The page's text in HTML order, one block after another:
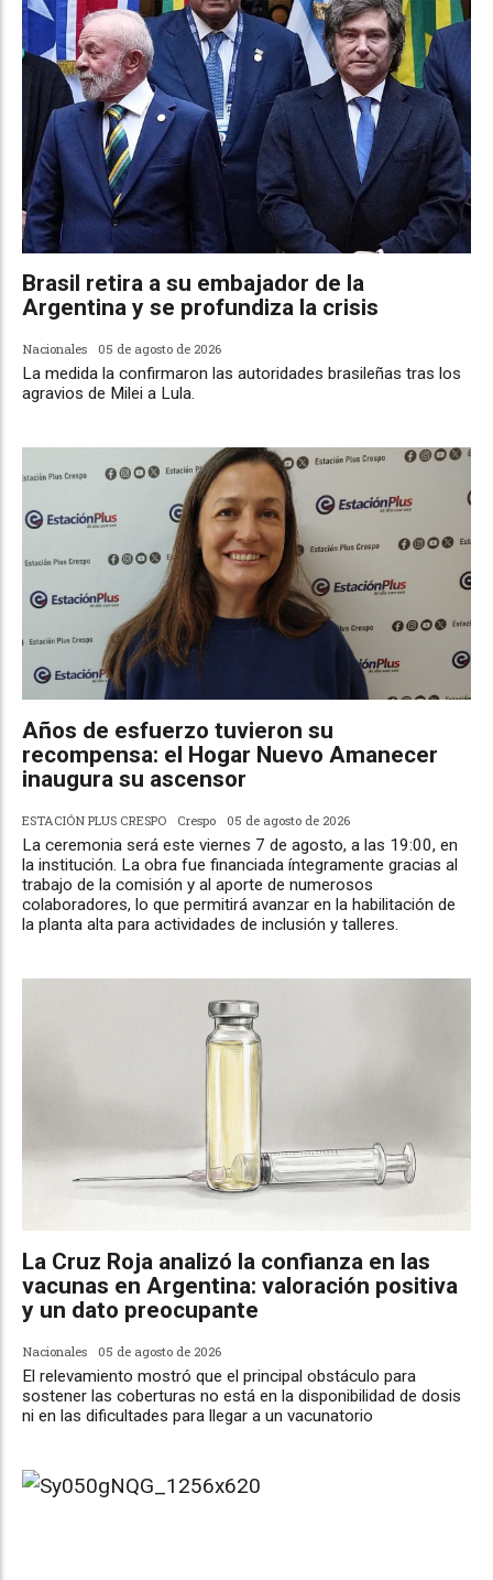
Brasil retira a su embajador de la
Argentina y se profundiza la crisis
Nacionales 05 de agosto de 2026
La medida la confirmaron las autoridades brasileñas tras los
agravios de Milei a Lula.
Años de esfuerzo tuvieron su
recompensa: el Hogar Nuevo Amanecer
inaugura su ascensor
ESTACIÓN PLUS CRESPO Crespo 05 de agosto de 2026
La ceremonia será este viernes 7 de agosto, a las 19:00, en
la institución. La obra fue financiada íntegramente gracias al
trabajo de la comisión y al aporte de numerosos
colaboradores, lo que permitirá avanzar en la habilitación de
la planta alta para actividades de inclusión y talleres.
La Cruz Roja analizó la confianza en las
vacunas en Argentina: valoración positiva
y un dato preocupante
Nacionales 05 de agosto de 2026
El relevamiento mostró que el principal obstáculo para
sostener las coberturas no está en la disponibilidad de dosis
ni en las dificultades para llegar a un vacunatorio